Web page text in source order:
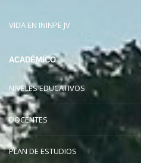
VIDA EN ININPE JV
ACADÉMICO
NIVELES EDUCATIVOS
DOCENTES
PLAN DE ESTUDIOS